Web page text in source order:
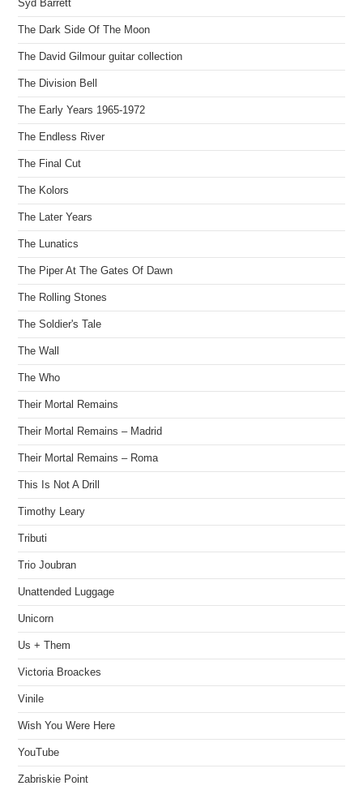
Syd Barrett
The Dark Side Of The Moon
The David Gilmour guitar collection
The Division Bell
The Early Years 1965-1972
The Endless River
The Final Cut
The Kolors
The Later Years
The Lunatics
The Piper At The Gates Of Dawn
The Rolling Stones
The Soldier's Tale
The Wall
The Who
Their Mortal Remains
Their Mortal Remains – Madrid
Their Mortal Remains – Roma
This Is Not A Drill
Timothy Leary
Tributi
Trio Joubran
Unattended Luggage
Unicorn
Us + Them
Victoria Broackes
Vinile
Wish You Were Here
YouTube
Zabriskie Point